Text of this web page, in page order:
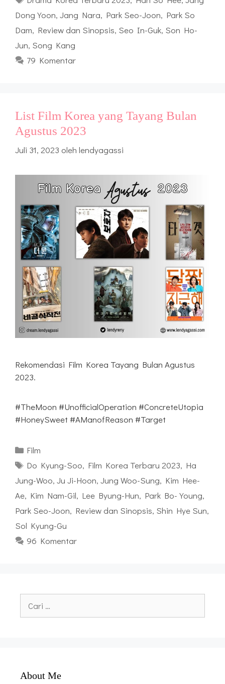
Dong Yoon, Jang Nara, Park Seo-Joon, Park So
Dam, Review dan Sinopsis, Seo In-Guk, Son Ho-
Jun, Song Kang
79 Komentar
List Film Korea yang Tayang Bulan
Agustus 2023
Juli 31, 2023 oleh lendyagassi
Rekomendasi Film Korea Tayang Bulan Agustus
2023.
#TheMoon #UnofficialOperation #ConcreteUtopia
#HoneySweet #AManofReason #Target
Kategori
Film
Tag
Do Kyung-Soo, Film Korea Terbaru 2023, Ha
Jung-Woo, Ju Ji-Hoon, Jung Woo-Sung, Kim Hee-
Ae, Kim Nam-Gil, Lee Byung-Hun, Park Bo-Young,
Park Seo-Joon, Review dan Sinopsis, Shin Hye Sun,
Sol Kyung-Gu
96 Komentar
untuk:
About Me